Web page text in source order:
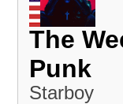
The
Punk
Starboy